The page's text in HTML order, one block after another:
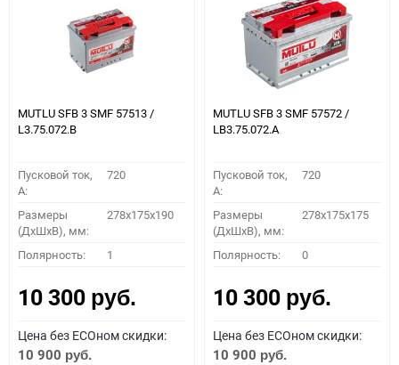
MUTLU SFB 3 SMF 57513 /
L3.75.072.B
Пусковой ток,
A:
720
Размеры
(ДхШхВ), мм:
278x175x190
Полярность: 1
10 300 руб.
Цена без ECOном скидки:
10 900 руб.
MUTLU SFB 3 SMF 57572 /
LB3.75.072.A
Пусковой ток,
A:
720
Размеры
(ДхШхВ), мм:
278x175x175
Полярность: 0
10 300 руб.
Цена без ECOном скидки:
10 900 руб.